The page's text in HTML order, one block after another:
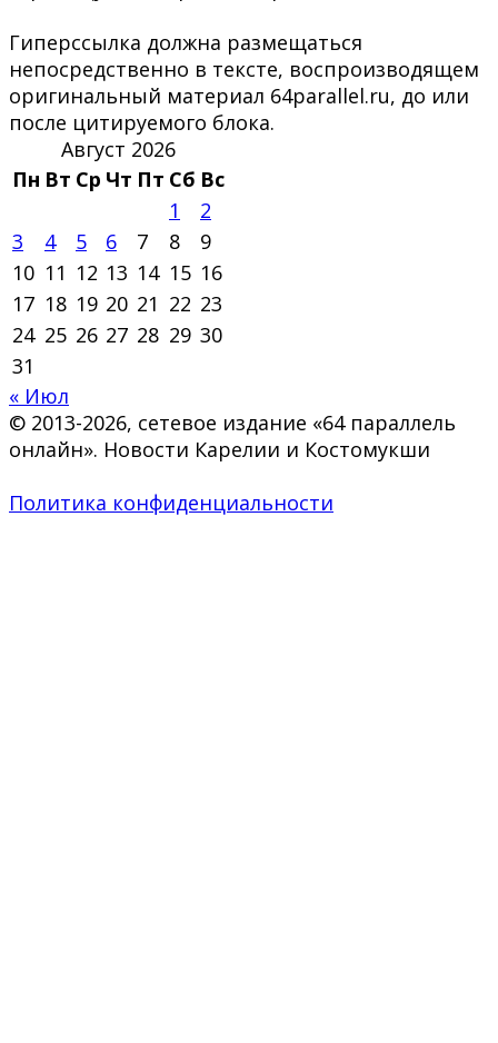
Гиперссылка должна размещаться
непосредственно в тексте, воспроизводящем
оригинальный материал 64parallel.ru, до или
после цитируемого блока.
Август 2026
Пн Вт Ср Чт Пт Сб Вс
1
2
3
4 5 6 7 8
9
10 11 12 13 14 15 16
17 18 19 20 21 22 23
24 25 26 27 28 29 30
31
« Июл
© 2013-2026, сетевое издание «64 параллель
онлайн». Новости Карелии и Костомукши
Политика конфиденциальности